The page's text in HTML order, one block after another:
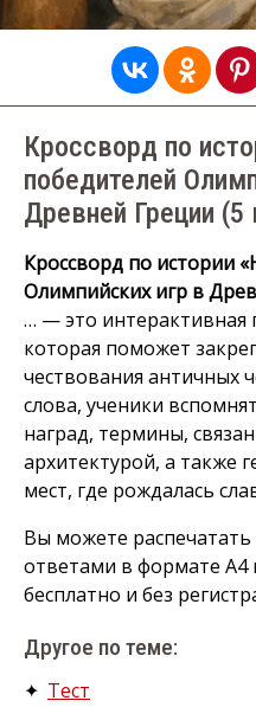
Кроссворд по
победителей
Древней Греции (5
Кроссворд по истории
Олимпийских игр в
… — это интерактивная
которая поможет
чествования античных
слова, ученики
наград, термины,
архитектурой, а также
мест, где рождалась
Вы можете
ответами в формате А4
бесплатно и без
Другое по теме:
✦ Тест